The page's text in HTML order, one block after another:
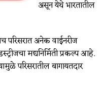
असून येथे भारतातील
परिसरात अनेक वाईनरीज
मद्यनिर्मिती प्रकल्प आहे.
परिसरातील बागायतदार